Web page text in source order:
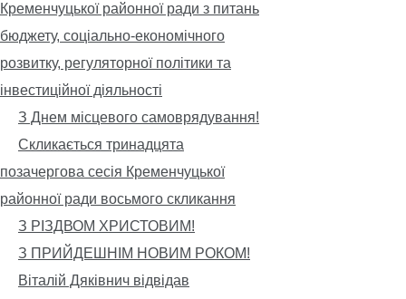
Кременчуцької районної ради з питань
бюджету, соціально-економічного
розвитку, регуляторної політики та
інвестиційної діяльності
З Днем місцевого самоврядування!
Скликається тринадцята
позачергова сесія Кременчуцької
районної ради восьмого скликання
З РІЗДВОМ ХРИСТОВИМ!
З ПРИЙДЕШНІМ НОВИМ РОКОМ!
Віталій Дяківнич відвідав